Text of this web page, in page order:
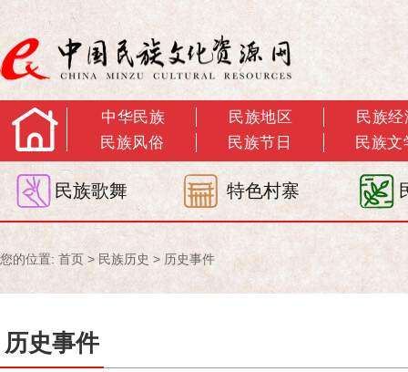
中华民族 民族地区
民族经
民族风俗
民族节日 民族文
民族歌舞 特色村寨
您的位置: 首页 > 民族历史 > 历史事件
历史事件